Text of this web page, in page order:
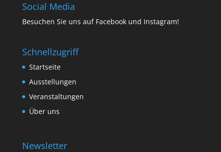
Social Media
Besuchen Sie uns auf Facebookund Instagram!
Schnellzugriff
Startseite
Ausstellungen
Veranstaltungen
Über uns
Newsletter